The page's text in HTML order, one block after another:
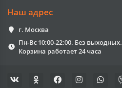
Наш адрес
г. Москва
Пн-Вс 10:00-22:00. Без выходных.
Корзина работает 24 часа